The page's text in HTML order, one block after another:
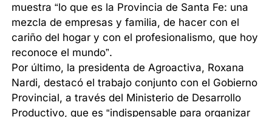
muestra “lo que es la Provincia de Santa Fe: una
mezcla de empresas y familia, de hacer con el
cariño del hogar y con el profesionalismo, que hoy
reconoce el mundo”.
Por último, la presidenta de Agroactiva, Roxana
Nardi, destacó el trabajo conjunto con el Gobierno
Provincial, a través del Ministerio de Desarrollo
Productivo, que es “indispensable para organizar